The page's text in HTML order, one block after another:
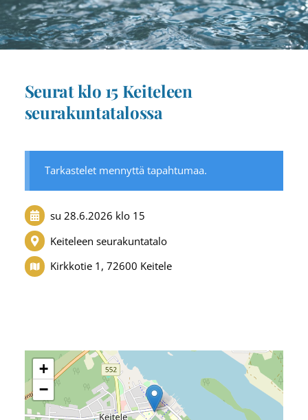
Seurat klo 15 Keiteleen
seurakuntatalossa
Tarkastelet mennyttä tapahtumaa.
su 28.6.2026 klo 15
Keiteleen seurakuntatalo
Kirkkotie 1, 72600 Keitele
+
−